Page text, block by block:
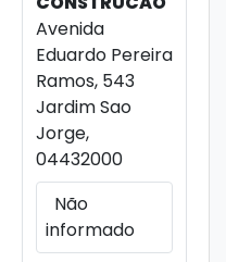
Avenida
Eduardo Pereira
Ramos, 543
Jardim Sao
Jorge,
04432000
Não
informado